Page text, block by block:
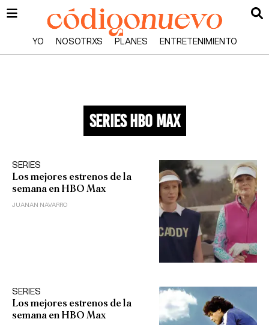
YO NOSOTRXS PLANES ENTRETENIMIENTO
series hbo max
SERIES
Los mejores estrenos de la
semana en HBO Max
JUANAN NAVARRO
SERIES
Los mejores estrenos de la
semana en HBO Max